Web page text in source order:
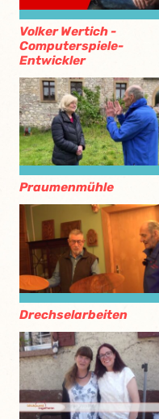
Volker Wertich -
Computerspiele-
Entwickler
Praumenmühle
Drechselarbeiten